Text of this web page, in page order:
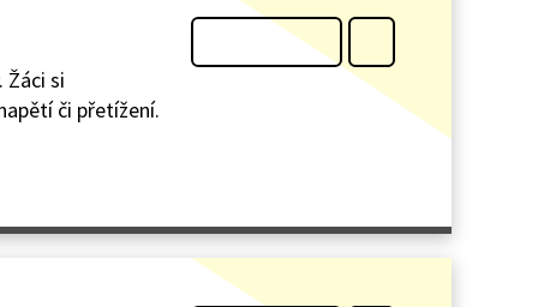
si
či přetížení.